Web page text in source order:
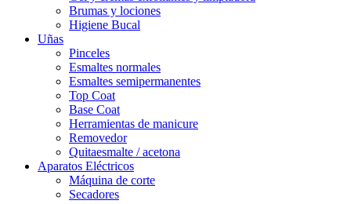
Brumas y lociones
Higiene Bucal
Uñas
Pinceles
Esmaltes normales
Esmaltes semipermanentes
Top Coat
Base Coat
Herramientas de manicure
Removedor
Quitaesmalte / acetona
Aparatos Eléctricos
Máquina de corte
Secadores